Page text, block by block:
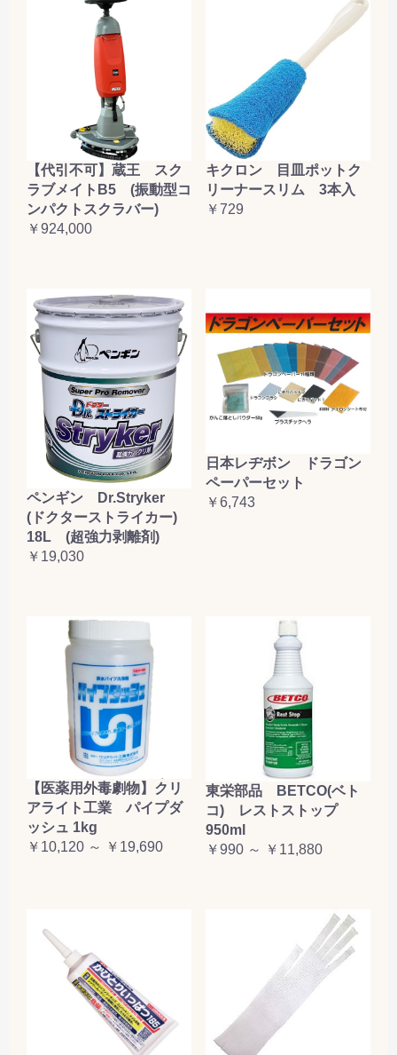
【代引不可】蔵王 スク
ラブメイトB5 (振動型コ
ンパクトスクラバー)
￥924,000
キクロン 目皿ポットク
リーナースリム 3本入
￥729
ペンギン Dr.Stryker
(ドクターストライカー)
18L (超強力剥離剤)
￥19,030
日本レヂボン ドラゴン
ペーパーセット
￥6,743
【医薬用外毒劇物】クリ
アライト工業 パイプダ
ッシュ 1kg
￥10,120 ～ ￥19,690
東栄部品 BETCO(ベト
コ) レストストップ
950ml
￥990 ～ ￥11,880